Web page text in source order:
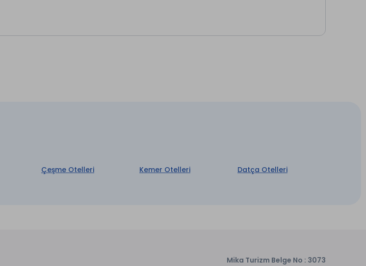
Çeşme Otelleri Kemer Otelleri Datça Otelleri
Mika Turizm Belge No : 3073